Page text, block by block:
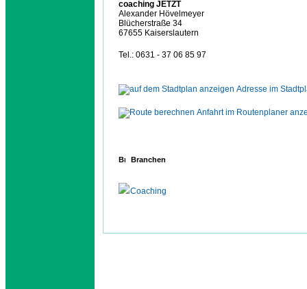
coaching JETZT
Alexander Hövelmeyer
Blücherstraße 34
67655 Kaiserslautern
Tel.: 0631 - 37 06 85 97
Adresse im
Anfahrt im Routenplaner
Branchen
Coaching